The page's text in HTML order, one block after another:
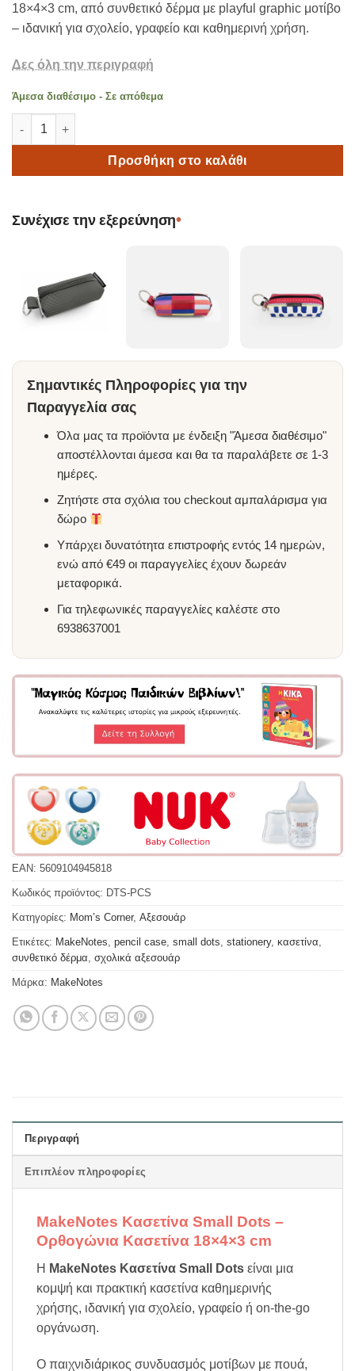
18×4×3 cm, από συνθετικό δέρμα με playful graphic μοτίβο
– ιδανική για σχολείο, γραφείο και καθημερινή χρήση.
Δες όλη την περιγραφή
Άμεσα διαθέσιμο - Σε απόθεμα
MakeNotes Κασετίνα Small Dots ποσότητα
Προσθήκη στο καλάθι
Συνέχισε την εξερεύνηση•
Σημαντικές Πληροφορίες για την
Παραγγελία σας
Όλα μας τα προϊόντα με ένδειξη "Άμεσα διαθέσιμο"
αποστέλλονται άμεσα και θα τα παραλάβετε σε 1-3
ημέρες.
Ζητήστε στα σχόλια του checkout αμπαλάρισμα για
δώρο
Υπάρχει δυνατότητα επιστροφής εντός 14 ημερών,
ενώ από €49 οι παραγγελίες έχουν δωρεάν
μεταφορικά.
Για τηλεφωνικές παραγγελίες καλέστε στο
6938637001
EAN: 5609104945818
Κωδικός προϊόντος: DTS-PCS
Κατηγορίες: Mom’s Corner, Αξεσουάρ
Ετικέτες: MakeNotes, pencil case, small dots, stationery, κασετίνα,
συνθετικό δέρμα, σχολικά αξεσουάρ
Μάρκα: MakeNotes
Περιγραφή
Επιπλέον πληροφορίες
MakeNotes Κασετίνα Small Dots –
Ορθογώνια Κασετίνα 18×4×3 cm
Η MakeNotes Κασετίνα Small Dots είναι μια
κομψή και πρακτική κασετίνα καθημερινής
χρήσης, ιδανική για σχολείο, γραφείο ή on-the-go
οργάνωση.
Ο παιχνιδιάρικος συνδυασμός μοτίβων με πουά,